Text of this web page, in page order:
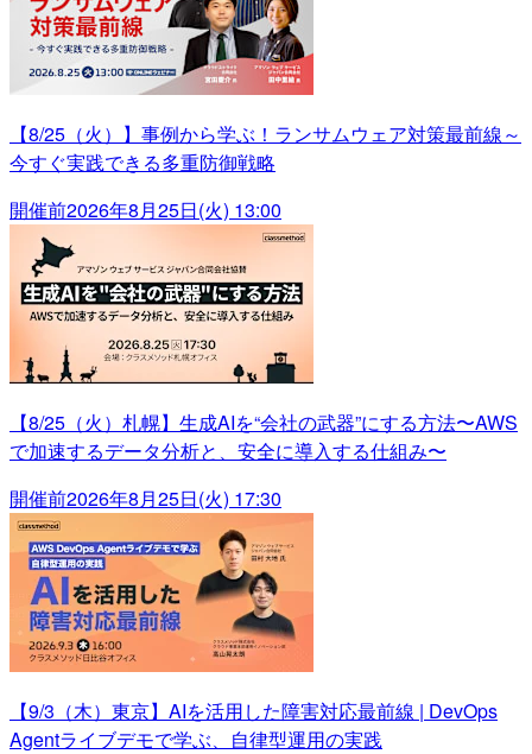
【8/25（火）】事例から学ぶ！ランサムウェア対策最前線～
今すぐ実践できる多重防御戦略
開催前2026年8月25日(火) 13:00
【8/25（火）札幌】生成AIを“会社の武器”にする方法〜AWS
で加速するデータ分析と、安全に導入する仕組み〜
開催前2026年8月25日(火) 17:30
【9/3（木）東京】AIを活用した障害対応最前線 | DevOps
Agentライブデモで学ぶ、自律型運用の実践